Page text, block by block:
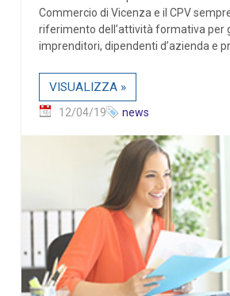
Commercio di Vicenza e il CPV
riferimento dell’attività formativa per
imprenditori, dipendenti d’azienda e
VISUALIZZA »
12/04/19 news